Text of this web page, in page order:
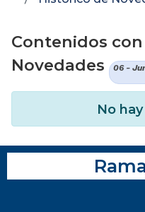
Contenidos
Novedades
06 -
No